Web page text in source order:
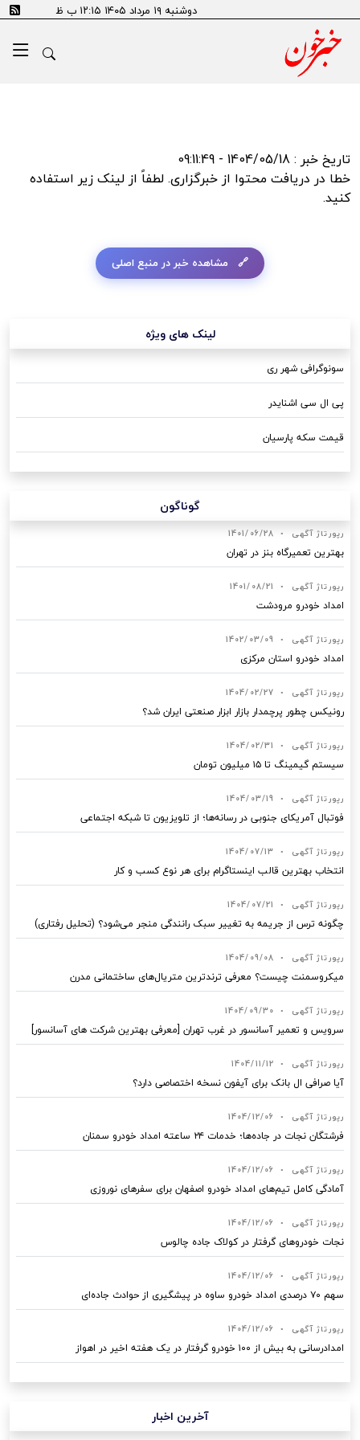
دوشنبه ۱۹ مرداد ۱۴۰۵ ۱۲:۱۵ ب ظ
error:Could not resolve host: tn.ai
تاریخ خبر : 1404/05/18 - 09:11:49
خطا در دریافت محتوا از خبرگزاری. لطفاً از لینک زیر استفاده
کنید.
مشاهده خبر در منبع اصلی
لینک های ویژه
سونوگرافی شهر ری
پی ال سی اشنایدر
قیمت سکه پارسیان
گوناگون
رپورتاژ آگهی •
1401/06/28
بهترین تعمیرگاه بنز در تهران
رپورتاژ آگهی •
1401/08/21
امداد خودرو مرودشت
رپورتاژ آگهی •
1402/03/09
امداد خودرو استان مرکزی
رپورتاژ آگهی •
1404/02/27
رونیکس چطور پرچمدار بازار ابزار صنعتی ایران شد؟
رپورتاژ آگهی •
1404/02/31
سیستم گیمینگ تا ۱۵ میلیون تومان
رپورتاژ آگهی •
1404/03/19
فوتبال آمریکای جنوبی در رسانه‌ها؛ از تلویزیون تا شبکه اجتماعی
رپورتاژ آگهی •
1404/07/13
انتخاب بهترین قالب‌ اینستاگرام برای هر نوع کسب‌ و کار
رپورتاژ آگهی •
1404/07/21
چگونه ترس از جریمه به تغییر سبک رانندگی منجر می‌شود؟ (تحلیل رفتاری)
رپورتاژ آگهی •
1404/09/08
میکروسمنت چیست؟ معرفی ترندترین متریال‌های ساختمانی مدرن
رپورتاژ آگهی •
1404/09/30
سرویس و تعمیر آسانسور در غرب تهران [معرفی بهترین شرکت های آسانسور]
رپورتاژ آگهی •
1404/11/12
آیا صرافی ال بانک برای آیفون نسخه اختصاصی دارد؟
رپورتاژ آگهی •
1404/12/06
فرشتگان نجات در جاده‌ها؛ خدمات ۲۴ ساعته امداد خودرو سمنان
رپورتاژ آگهی •
1404/12/06
آمادگی کامل تیم‌های امداد خودرو اصفهان برای سفرهای نوروزی
رپورتاژ آگهی •
1404/12/06
نجات خودروهای گرفتار در کولاک جاده چالوس
رپورتاژ آگهی •
1404/12/06
سهم ۷۰ درصدی امداد خودرو ساوه در پیشگیری از حوادث جاده‌ای
رپورتاژ آگهی •
1404/12/06
امدادرسانی به بیش از ۱۰۰ خودرو گرفتار در یک هفته اخیر در اهواز
آخرین اخبار